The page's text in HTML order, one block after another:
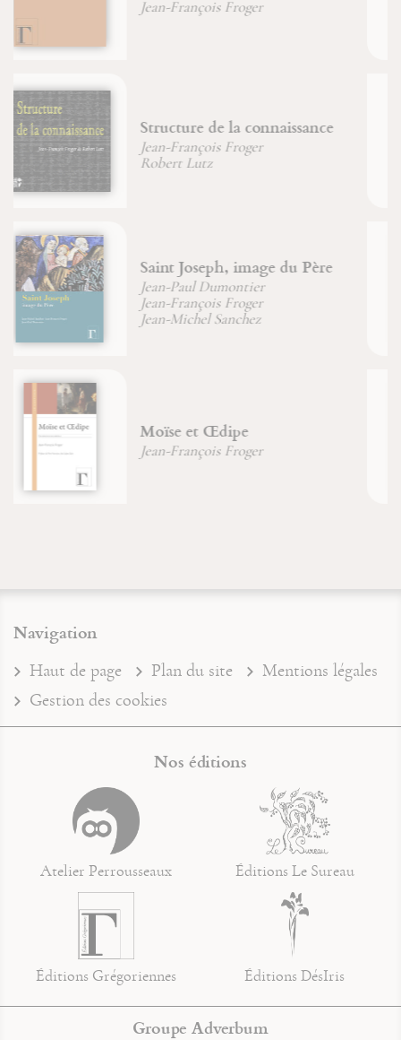
Jean-François Froger
La structure cachée du réel
Jean-François Froger
Robert Lutz
La Parousie et sa spiritualité
Christian (Père) Wyler
Énigmes & commentaire du
Livre de Jonas
Christian (Père) Wyler
Navigation
Haut de page Plan du site
Mentions légales
Gestion des cookies
Nos éditions
Atelier Perrousseaux Éditions Le Sureau
Éditions Grégoriennes Éditions DésIris
Groupe Adverbum